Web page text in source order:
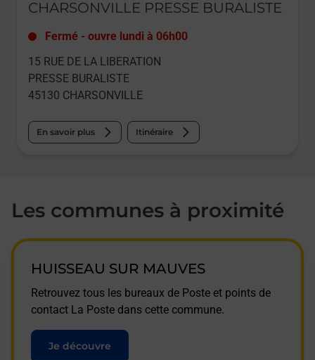
CHARSONVILLE PRESSE BURALISTE
Fermé - ouvre lundi à 06h00
15 RUE DE LA LIBERATION
PRESSE BURALISTE
45130 CHARSONVILLE
En savoir plus Itinéraire
Les communes à proximité
HUISSEAU SUR MAUVES
Retrouvez tous les bureaux de Poste et points de
contact La Poste dans cette commune.
Je découvre